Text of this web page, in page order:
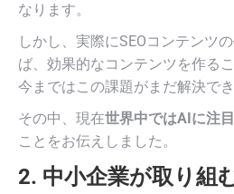
なります。
しかし、実際にSEOコンテンツ
ば、効果的なコンテンツを作る
今まではこの課題がまだ解決で
その中、現在世界中ではAIに注
ことをお伝えしました。
2. 中小企業が取り組